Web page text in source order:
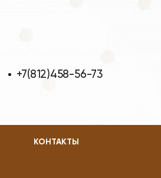
+7(812)458-56-73
КОНТАКТЫ